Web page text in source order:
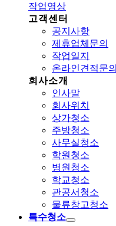
작업영상
고객센터
공지사항
제휴업체문의
작업일지
온라인견적문의
회사소개
인사말
회사위치
상가청소
주방청소
사무실청소
학원청소
병원청소
학교청소
관공서청소
물류창고청소
특수청소